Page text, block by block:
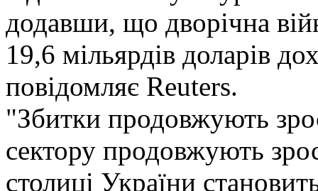
додавши, що дворічна
19,6 мільярдів доларів
повідомляє Reuters.
"Збитки продовжують
сектору продовжують
столиці України